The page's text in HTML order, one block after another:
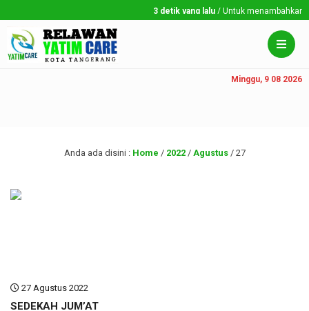
3 detik yang lalu/ Untuk menambahkan
Minggu, 9 08 2026
Anda ada disini : Home / 2022/ Agustus/ 27
27 Agustus 2022
SEDEKAH JUM’AT